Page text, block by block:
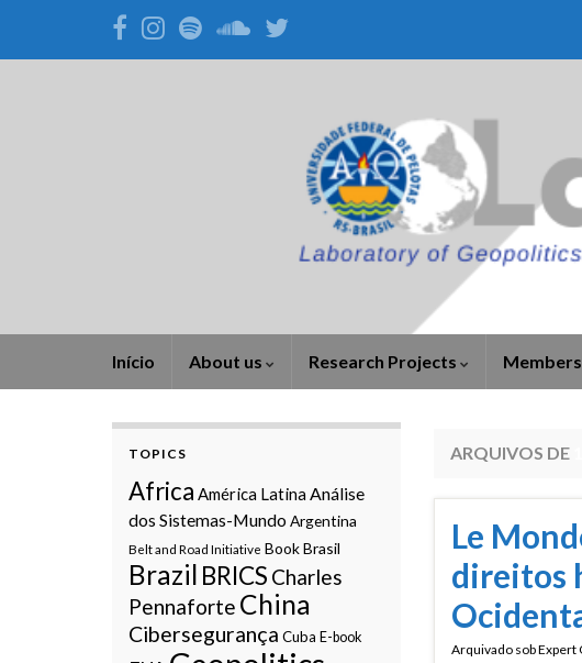
Início About us Research Projects Members
ARQUIVOS DE
Le
direitos
Arquivado sobExpert
TOPICS
Africa América LatinaAnálise
dos Sistemas-Mundo Argentina
Belt and Road Initiative BookBrasil
Brazil BRICS Charles
Pennaforte China
Cibersegurança Cuba E-book